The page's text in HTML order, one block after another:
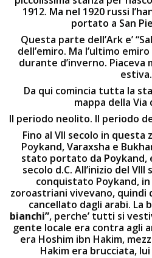
1912. Ma nel 1920 russi
portato a San
Questa parte dell’Ark e’
dell’emiro. Ma l’ultimo
durante d’inverno. Piaceva
estiva.
Da qui comincia tutta la
mappa della Via
Il periodo neolito. Il periodo
Fino al VII secolo in questa
Poykand, Varaxsha e
stato portato da Poykand,
secolo d.C. All’inizio del
conquistato Poykand,
zoroastriani vivevano, quindi
cancellato dagli arabi. La
bianchi”, perche’ tutti si
gente locale era contra agli
era Hoshim ibn Hakim,
Hakim era brucciata,